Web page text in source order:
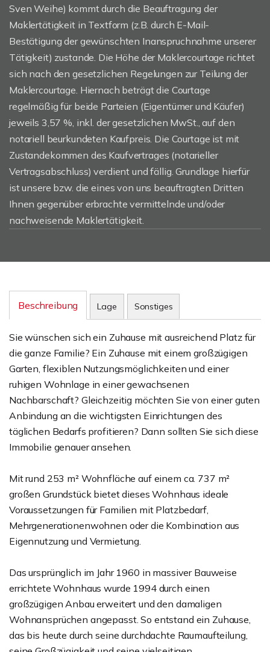
Sven Weihe) kommt durch die Beauftragung der
Maklertätigkeit in Textform (z.B. durch E-Mail-
Bestätigung der gewünschten Inanspruchnahme unserer
Tätigkeit) zustande. Die Höhe der Maklercourtage richtet
sich nach den gesetzlichen Regelungen zur Teilung der
Maklercourtage. Hiernach beträgt die Courtage
regelmäßig für beide Parteien (Eigentümer und Käufer)
jeweils 3,57 %, inkl. der gesetzlichen MwSt., auf den
notariell beurkundeten Kaufpreis. Die Courtage ist mit
Zustandekommen des Kaufvertrages (notarieller
Vertragsabschluss) verdient und fällig. Grundlage hierfür
ist unsere bzw. die eines von uns beauftragten Dritten
Ihnen gegenüber erbrachte vermittelnde und/oder
nachweisende Maklertätigkeit.
Beschreibung Lage Sonstiges
Sie wünschen sich ein Zuhause mit ausreichend Platz für
die ganze Familie? Ein Zuhause mit einem großzügigen
Garten, flexiblen Nutzungsmöglichkeiten und einer
ruhigen Wohnlage in einer gewachsenen
Nachbarschaft? Gleichzeitig möchten Sie von einer guten
Anbindung an die wichtigsten Einrichtungen des
täglichen Bedarfs profitieren? Dann sollten Sie sich diese
Immobilie genauer ansehen.
Mit rund 253 m² Wohnfläche auf einem ca. 737 m²
großen Grundstück bietet dieses Wohnhaus ideale
Voraussetzungen für Familien mit Platzbedarf,
Mehrgenerationenwohnen oder die Kombination aus
Eigennutzung und Vermietung.
Das ursprünglich im Jahr 1960 in massiver Bauweise
errichtete Wohnhaus wurde 1994 durch einen
großzügigen Anbau erweitert und den damaligen
Wohnansprüchen angepasst. So entstand ein Zuhause,
das bis heute durch seine durchdachte Raumaufteilung,